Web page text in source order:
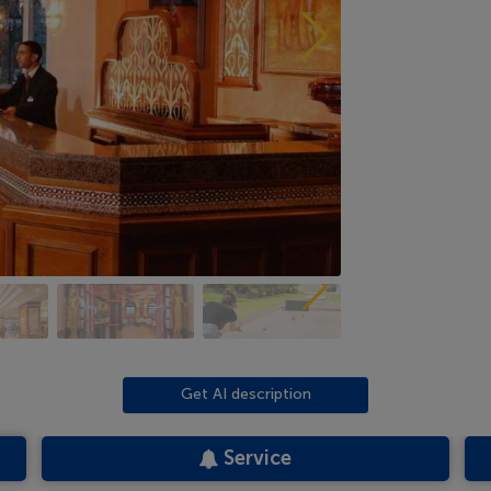
Get AI description
Service